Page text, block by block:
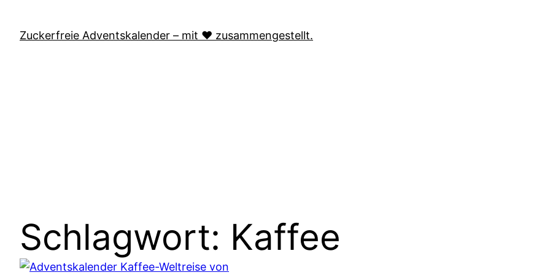
springen
Zuckerfreie Adventskalender – mit ❤️ zusammengestellt.
Schlagwort: Kaffee